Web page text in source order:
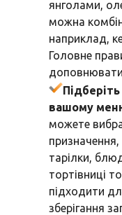
янголами,
можна
наприклад,
Головне
вашому
можете
тарілки,
тортівниці
підходити
зберігання